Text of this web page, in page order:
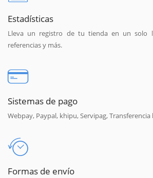
Estadísticas
Lleva un registro de tu tienda en un solo
referencias y más.
Sistemas de pago
Webpay, Paypal, khipu, Servipag, Transferencia
Formas de envío